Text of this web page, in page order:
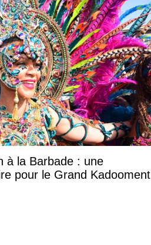
à la Barbade : une
pour le Grand Kadooment